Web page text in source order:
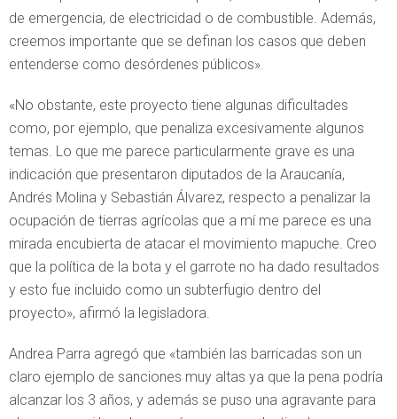
de emergencia, de electricidad o de combustible. Además,
creemos importante que se definan los casos que deben
entenderse como desórdenes públicos».
«No obstante, este proyecto tiene algunas dificultades
como, por ejemplo, que penaliza excesivamente algunos
temas. Lo que me parece particularmente grave es una
indicación que presentaron diputados de la Araucanía,
Andrés Molina y Sebastián Álvarez, respecto a penalizar la
ocupación de tierras agrícolas que a mí me parece es una
mirada encubierta de atacar el movimiento mapuche. Creo
que la política de la bota y el garrote no ha dado resultados
y esto fue incluido como un subterfugio dentro del
proyecto», afirmó la legisladora.
Andrea Parra agregó que «también las barricadas son un
claro ejemplo de sanciones muy altas ya que la pena podría
alcanzar los 3 años, y además se puso una agravante para